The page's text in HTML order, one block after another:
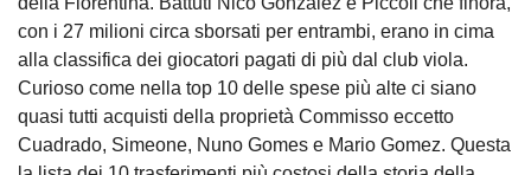
con i 27 milioni circa sborsati per entrambi, erano in cima
alla classifica dei giocatori pagati di più dal club viola.
Curioso come nella top 10 delle spese più alte ci siano
quasi tutti acquisti della proprietà Commisso eccetto
Cuadrado, Simeone, Nuno Gomes e Mario Gomez. Questa